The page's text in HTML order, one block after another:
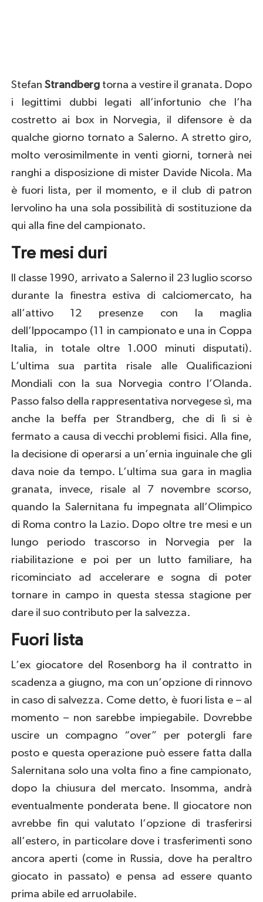
Stefan Strandbergtorna a vestire il granata. Dopo
i legittimi dubbi legati all’infortunio che l’ha
costretto ai box in Norvegia, il difensore è da
qualche giorno tornato a Salerno. A stretto giro,
molto verosimilmente in venti giorni, tornerà nei
ranghi a disposizione di mister Davide Nicola. Ma
è fuori lista, per il momento, e il club di patron
Iervolino ha una sola possibilità di sostituzione da
qui alla fine del campionato.
Tre mesi duri
Il classe 1990, arrivato a Salerno il 23 luglio scorso
durante la finestra estiva di calciomercato, ha
all’attivo 12 presenze con la maglia
dell’Ippocampo (11 in campionato e una in Coppa
Italia, in totale oltre 1.000 minuti disputati).
L’ultima sua partita risale alle Qualificazioni
Mondiali con la sua Norvegia contro l’Olanda.
Passo falso della rappresentativa norvegese sì, ma
anche la beffa per Strandberg, che di lì si è
fermato a causa di vecchi problemi fisici. Alla fine,
la decisione di operarsi a un’ernia inguinale che gli
dava noie da tempo. L’ultima sua gara in maglia
granata, invece, risale al 7 novembre scorso,
quando la Salernitana fu impegnata all’Olimpico
di Roma contro la Lazio. Dopo oltre tre mesi e un
lungo periodo trascorso in Norvegia per la
riabilitazione e poi per un lutto familiare, ha
ricominciato ad accelerare e sogna di poter
tornare in campo in questa stessa stagione per
dare il suo contributo per la salvezza.
Fuori lista
L’ex giocatore del Rosenborg ha il contratto in
scadenza a giugno, ma con un’opzione di rinnovo
in caso di salvezza. Come detto, è fuori lista e – al
momento – non sarebbe impiegabile. Dovrebbe
uscire un compagno “over” per potergli fare
posto e questa operazione può essere fatta dalla
Salernitana solo una volta fino a fine campionato,
dopo la chiusura del mercato. Insomma, andrà
eventualmente ponderata bene. Il giocatore non
avrebbe fin qui valutato l’opzione di trasferirsi
all’estero, in particolare dove i trasferimenti sono
ancora aperti (come in Russia, dove ha peraltro
giocato in passato) e pensa ad essere quanto
prima abile ed arruolabile.